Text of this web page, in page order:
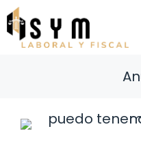
Saltar
al
contenido